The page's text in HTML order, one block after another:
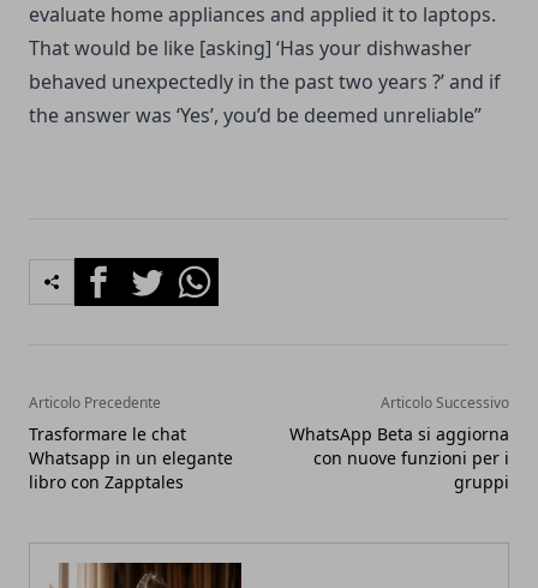
evaluate home appliances and applied it to laptops.
That would be like [asking] ‘Has your dishwasher
behaved unexpectedly in the past two years ?’ and if
the answer was ‘Yes’, you’d be deemed unreliable”
FacebookTwitterWhatsapp
Articolo Precedente
Trasformare le chat
Whatsapp in un elegante
libro con Zapptales
Articolo Successivo
WhatsApp Beta si aggiorna
con nuove funzioni per i
gruppi